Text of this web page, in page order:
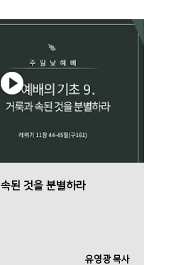
된 것을 분별하라
유영광 목사